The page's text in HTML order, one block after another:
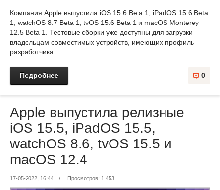
Компания Apple выпустила iOS 15.6 Beta 1, iPadOS 15.6 Beta
1, watchOS 8.7 Beta 1, tvOS 15.6 Beta 1 и macOS Monterey
12.5 Beta 1. Тестовые сборки уже доступны для загрузки
владельцам совместимых устройств, имеющих профиль
разработчика.
Подробнее 0
Apple выпустила релизные
iOS 15.5, iPadOS 15.5,
watchOS 8.6, tvOS 15.5 и
macOS 12.4
17-05-2022, 16:44 / Просмотров: 1 453